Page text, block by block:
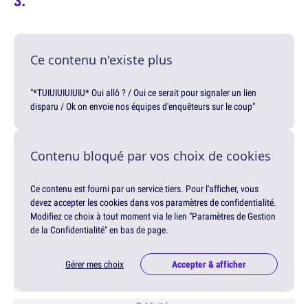
Ce contenu n'existe plus
"*TUIUIUIUIUIU* Oui allô ? / Oui ce serait pour signaler un lien
disparu / Ok on envoie nos équipes d'enquêteurs sur le coup"
Contenu bloqué par vos choix de cookies
Ce contenu est fourni par un service tiers. Pour l'afficher, vous
devez accepter les cookies dans vos paramètres de confidentialité.
Modifiez ce choix à tout moment via le lien "Paramètres de Gestion
de la Confidentialité" en bas de page.
Gérer mes choix Accepter & afficher